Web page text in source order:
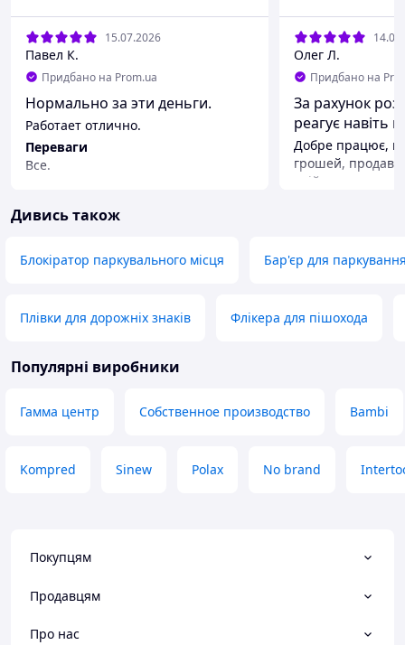
15.07.2026
Павел К.
Придбано на Prom.ua
Нормально за эти деньги.
Работает отлично.
Переваги
Все.
Олег Л.
Придбано на
За рахунок
реагує навіть
Добре працює,
грошей,
ввійшли в
Недоліки
фото, інакше
Дивись також
Блокіратор паркувального місця Бар'єр для
Плівки для дорожніх знаків Флікера для пішохода
Популярні виробники
Гамма центр Собственное производство Bambi
Kompred Sinew Polax No brand
Покупцям
Продавцям
Про нас